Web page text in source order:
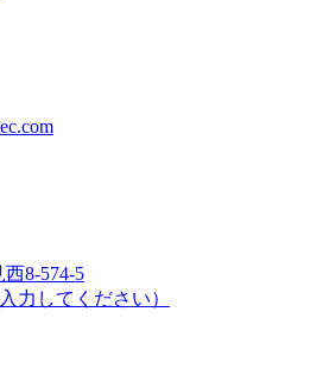
8-574-5
力してください）